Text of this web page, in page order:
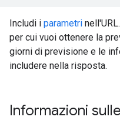
Includi i parametri
per cui vuoi ottenere la
giorni di previsione e le
includere nella risposta.
Informazioni